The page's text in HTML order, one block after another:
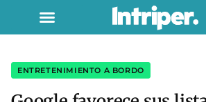
ENTRETENIMIENTO A BORDO